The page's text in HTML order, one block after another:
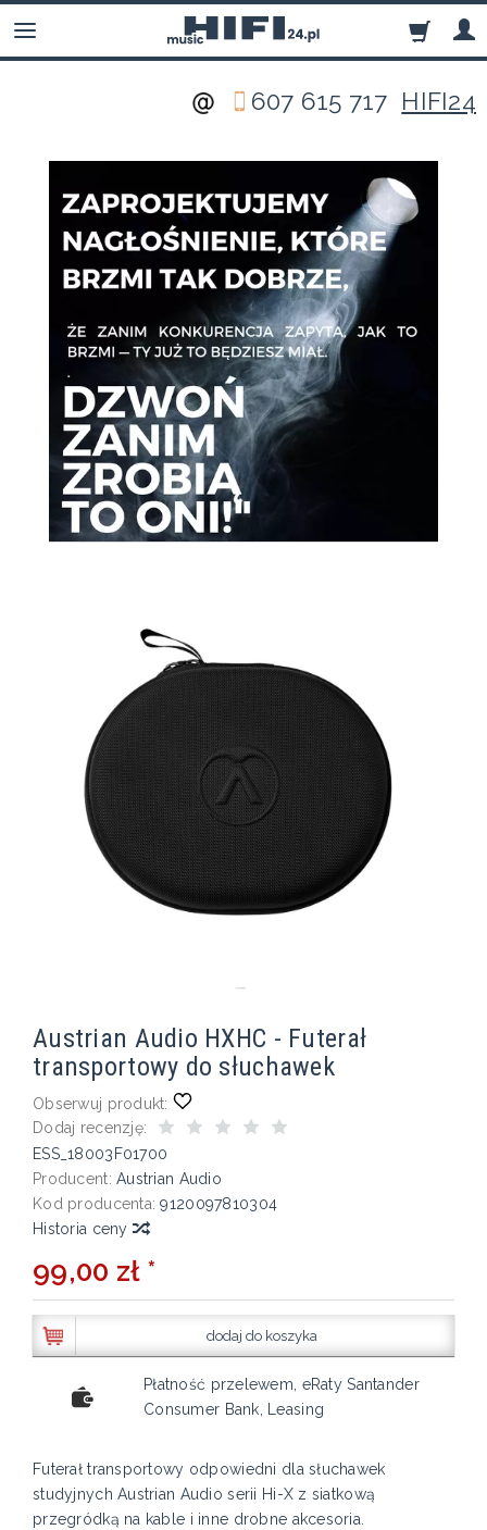
607 615 717 HIFI24
Austrian Audio HXHC - Futerał
transportowy do słuchawek
Obserwuj produkt:
Dodaj recenzję:
ESS_18003F01700
Producent: Austrian Audio
Kod producenta: 9120097810304
Historia ceny
99,00 zł *
dodaj do koszyka
Płatność przelewem, eRaty Santander
Consumer Bank, Leasing
Futerał transportowy odpowiedni dla słuchawek
studyjnych Austrian Audio serii Hi-X z siatkową
przegródką na kable i inne drobne akcesoria.